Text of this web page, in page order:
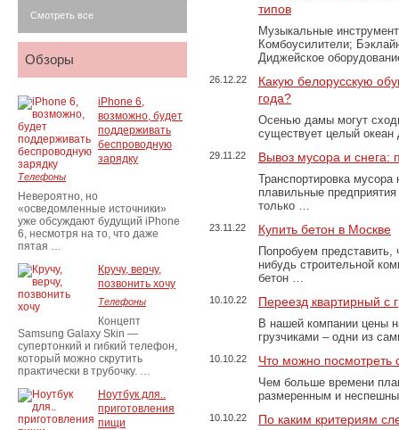
типов
Музыкальные
Комбоусилители;
Диджейское
26.12.22
Какую белорусскую
года?
Осенью дамы могут
существует целый
29.11.22 Вывоз мусора и
Транспортировка
плавильные
только …
23.11.22 Купить бетон в Москве
Попробуем представить,
нибудь строительной
бетон …
10.10.22 Переезд квартирный с
В нашей компании цены
грузчиками – одни из
10.10.22 Что можно посмотреть
Чем больше времени
размеренным и
10.10.22 По каким критериям
Смотреть все
Обзоры
iPhone 6,
возможно, будет
поддерживать
беспроводную
зарядку
Телефоны
Невероятно, но
«осведомленные источники»
уже обсуждают будущий iPhone
6, несмотря на то, что даже
пятая …
Кручу, верчу,
позвонить хочу
Телефоны
Концепт
Samsung Galaxy Skin —
супертонкий и гибкий телефон,
который можно скрутить
практически в трубочку. …
Ноутбук для..
приготовления
пищи